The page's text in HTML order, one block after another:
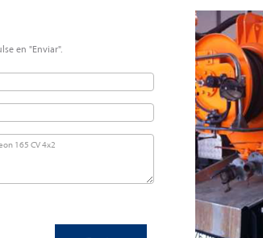
en "Enviar".